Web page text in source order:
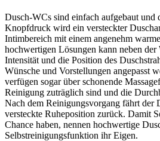
Dusch-WCs sind einfach aufgebaut und
Knopfdruck wird ein versteckter
Intimbereich mit einem angenehm
hochwertigen Lösungen kann neben der
Intensität und die Position des
Wünsche und Vorstellungen angepasst
verfügen sogar über schonende
Reinigung zuträglich sind und die
Nach dem Reinigungsvorgang fährt der
versteckte Ruheposition zurück. Damit
Chance haben, nennen hochwertige
Selbstreinigungsfunktion ihr Eigen.